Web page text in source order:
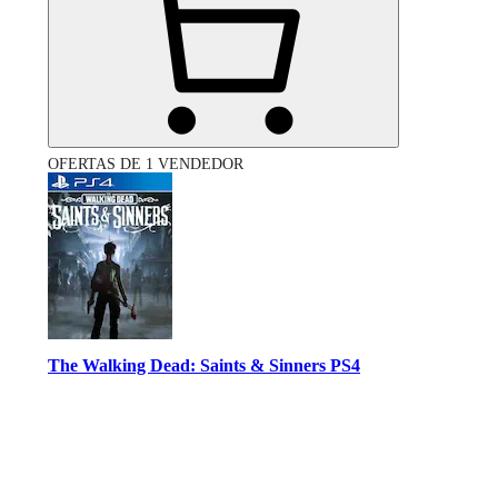
OFERTAS DE 1 VENDEDOR
The Walking Dead: Saints & Sinners PS4